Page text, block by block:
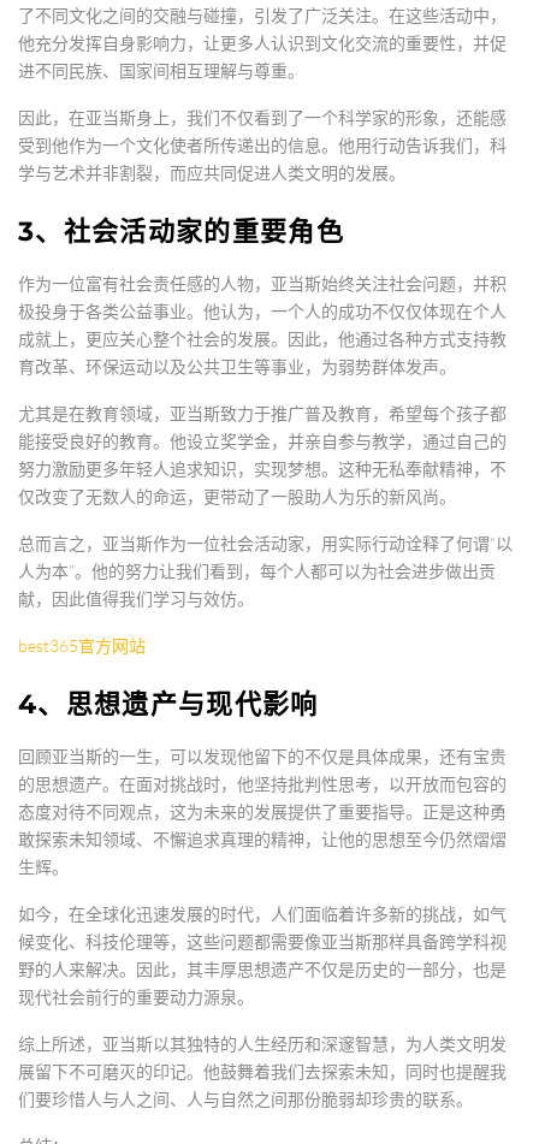
了不同文化之间的交融与碰撞，引发了广泛关注。在这些活动中，
他充分发挥自身影响力，让更多人认识到文化交流的重要性，并促
进不同民族、国家间相互理解与尊重。
因此，在亚当斯身上，我们不仅看到了一个科学家的形象，还能感
受到他作为一个文化使者所传递出的信息。他用行动告诉我们，科
学与艺术并非割裂，而应共同促进人类文明的发展。
3、社会活动家的重要角色
作为一位富有社会责任感的人物，亚当斯始终关注社会问题，并积
极投身于各类公益事业。他认为，一个人的成功不仅仅体现在个人
成就上，更应关心整个社会的发展。因此，他通过各种方式支持教
育改革、环保运动以及公共卫生等事业，为弱势群体发声。
尤其是在教育领域，亚当斯致力于推广普及教育，希望每个孩子都
能接受良好的教育。他设立奖学金，并亲自参与教学，通过自己的
努力激励更多年轻人追求知识，实现梦想。这种无私奉献精神，不
仅改变了无数人的命运，更带动了一股助人为乐的新风尚。
总而言之，亚当斯作为一位社会活动家，用实际行动诠释了何谓“以
人为本”。他的努力让我们看到，每个人都可以为社会进步做出贡
献，因此值得我们学习与效仿。
best365官方网站
4、思想遗产与现代影响
回顾亚当斯的一生，可以发现他留下的不仅是具体成果，还有宝贵
的思想遗产。在面对挑战时，他坚持批判性思考，以开放而包容的
态度对待不同观点，这为未来的发展提供了重要指导。正是这种勇
敢探索未知领域、不懈追求真理的精神，让他的思想至今仍然熠熠
生辉。
如今，在全球化迅速发展的时代，人们面临着许多新的挑战，如气
候变化、科技伦理等，这些问题都需要像亚当斯那样具备跨学科视
野的人来解决。因此，其丰厚思想遗产不仅是历史的一部分，也是
现代社会前行的重要动力源泉。
综上所述，亚当斯以其独特的人生经历和深邃智慧，为人类文明发
展留下不可磨灭的印记。他鼓舞着我们去探索未知，同时也提醒我
们要珍惜人与人之间、人与自然之间那份脆弱却珍贵的联系。